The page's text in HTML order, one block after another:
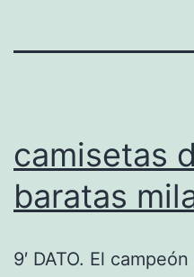
camisetas
baratas
9′ DATO. El